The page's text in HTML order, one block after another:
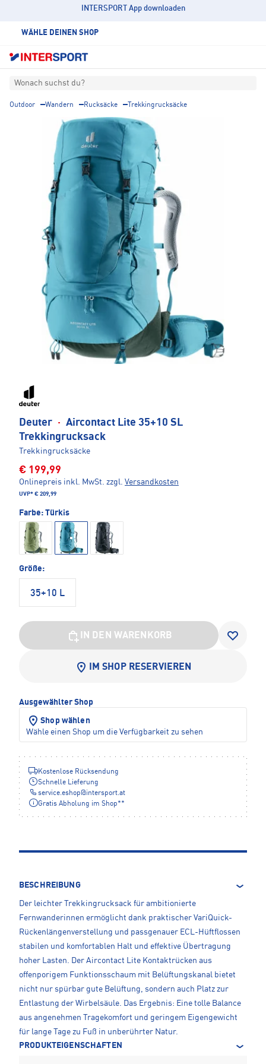
INTERSPORT App downloaden
WÄHLE DEINEN SHOP
Wonach suchst du?
Outdoor Wandern Rucksäcke Trekkingrucksäcke
Deuter · Aircontact Lite 35+10 SL
Trekkingrucksack
Trekkingrucksäcke
€ 199,99
Onlinepreis inkl. MwSt. zzgl. Versandkosten
UVP* € 209,99
Farbe: Türkis
Größe:
35+10 L
IN DEN WARENKORB
IM SHOP RESERVIEREN
Ausgewählter Shop
Shop wählen
Wähle einen Shop um die Verfügbarkeit zu sehen
Kostenlose Rücksendung
Schnelle Lieferung
service.eshop@intersport.at
Gratis Abholung im Shop**
BESCHREIBUNG
Der leichter Trekkingrucksack für ambitionierte
Fernwanderinnen ermöglicht dank praktischer VariQuick-
Rückenlängenverstellung und passgenauer ECL-Hüftflossen
stabilen und komfortablen Halt und effektive Übertragung
hoher Lasten. Der Aircontact Lite Kontaktrücken aus
offenporigem Funktionsschaum mit Belüftungskanal bietet
nicht nur spürbar gute Belüftung, sondern auch Platz zur
Entlastung der Wirbelsäule. Das Ergebnis: Eine tolle Balance
aus angenehmen Tragekomfort und geringem Eigengewicht
für lange Tage zu Fuß in unberührter Natur.
PRODUKTEIGENSCHAFTEN